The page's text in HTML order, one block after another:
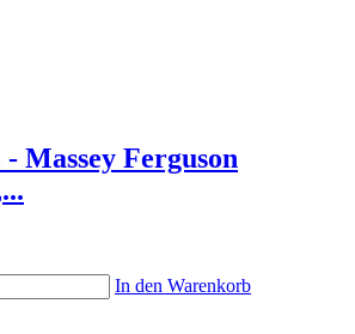
Massey Ferguson
In den Warenkorb